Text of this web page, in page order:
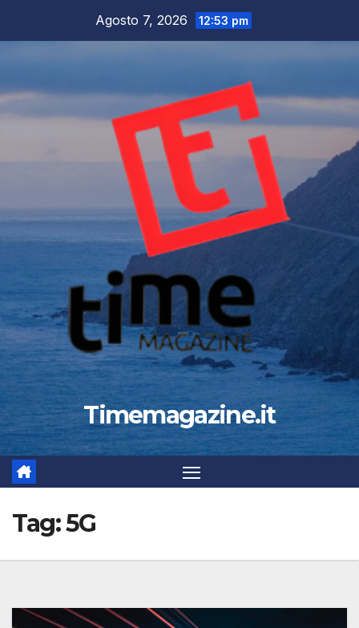
Agosto 7, 2026 12:53 pm
Timemagazine.it
Tag:5G